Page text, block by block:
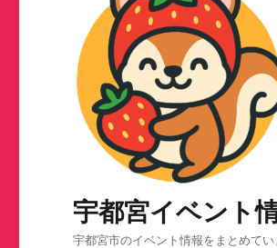
宇都宮イベント
宇都宮市のイベント情報をまとめて